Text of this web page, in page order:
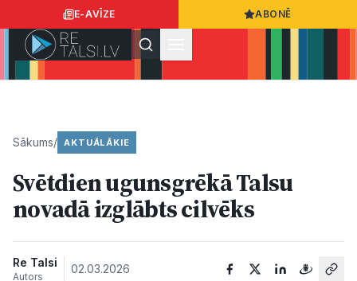
E-AVĪZE ABONĒ
Ziņas
Sākums/ AKTUĀLĀKIE
Svētdien ugunsgrēkā Talsu
novadā izglābts cilvēks
Re Talsi
Autors
02.03.2026